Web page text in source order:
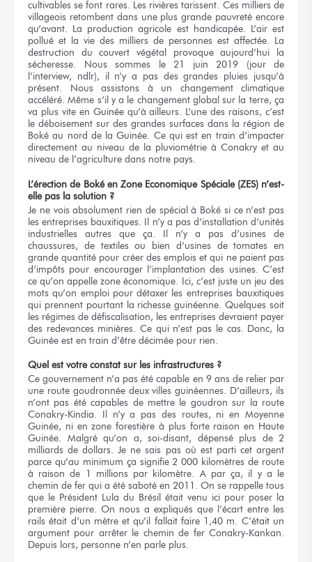
cultivables se font rares. Les rivières tarissent. Ces milliers de
villageois retombent dans une plus grande pauvreté encore
qu’avant. La production agricole est handicapée. L’air est
pollué et la vie des milliers de personnes est affectée. La
destruction du couvert végétal provoque aujourd’hui la
sécheresse. Nous sommes le 21 juin 2019 (jour de
l’interview, ndlr), il n’y a pas des grandes pluies jusqu’à
présent. Nous assistons à un changement climatique
accéléré. Même s’il y a le changement global sur la terre, ça
va plus vite en Guinée qu’à ailleurs. L’une des raisons, c’est
le déboisement sur des grandes surfaces dans la région de
Boké au nord de la Guinée. Ce qui est en train d’impacter
directement au niveau de la pluviométrie à Conakry et au
niveau de l’agriculture dans notre pays.
L’érection de Boké en Zone Economique Spéciale (ZES) n’est-
elle pas la solution ?
Je ne vois absolument rien de spécial à Boké si ce n’est pas
les entreprises bauxitiques. Il n’y a pas d’installation d’unités
industrielles autres que ça. Il n’y a pas d’usines de
chaussures, de textiles ou bien d’usines de tomates en
grande quantité pour créer des emplois et qui ne paient pas
d’impôts pour encourager l’implantation des usines. C’est
ce qu’on appelle zone économique. Ici, c’est juste un jeu des
mots qu’on emploi pour détaxer les entreprises bauxitiques
qui prennent pourtant la richesse guinéenne. Quelques soit
les régimes de défiscalisation, les entreprises devraient payer
des redevances minières. Ce qui n’est pas le cas. Donc, la
Guinée est en train d’être décimée pour rien.
Quel est votre constat sur les infrastructures ?
Ce gouvernement n’a pas été capable en 9 ans de relier par
une route goudronnée deux villes guinéennes. D’ailleurs, ils
n’ont pas été capables de mettre le goudron sur la route
Conakry-Kindia. Il n’y a pas des routes, ni en Moyenne
Guinée, ni en zone forestière à plus forte raison en Haute
Guinée. Malgré qu’on a, soi-disant, dépensé plus de 2
milliards de dollars. Je ne sais pas où est parti cet argent
parce qu’au minimum ça signifie 2 000 kilomètres de route
à raison de 1 millions par kilomètre. A par ça, il y a le
chemin de fer qui a été saboté en 2011. On se rappelle tous
que le Président Lula du Brésil était venu ici pour poser la
première pierre. On nous a expliqués que l’écart entre les
rails était d’un mètre et qu’il fallait faire 1,40 m. C’était un
argument pour arrêter le chemin de fer Conakry-Kankan.
Depuis lors, personne n’en parle plus.